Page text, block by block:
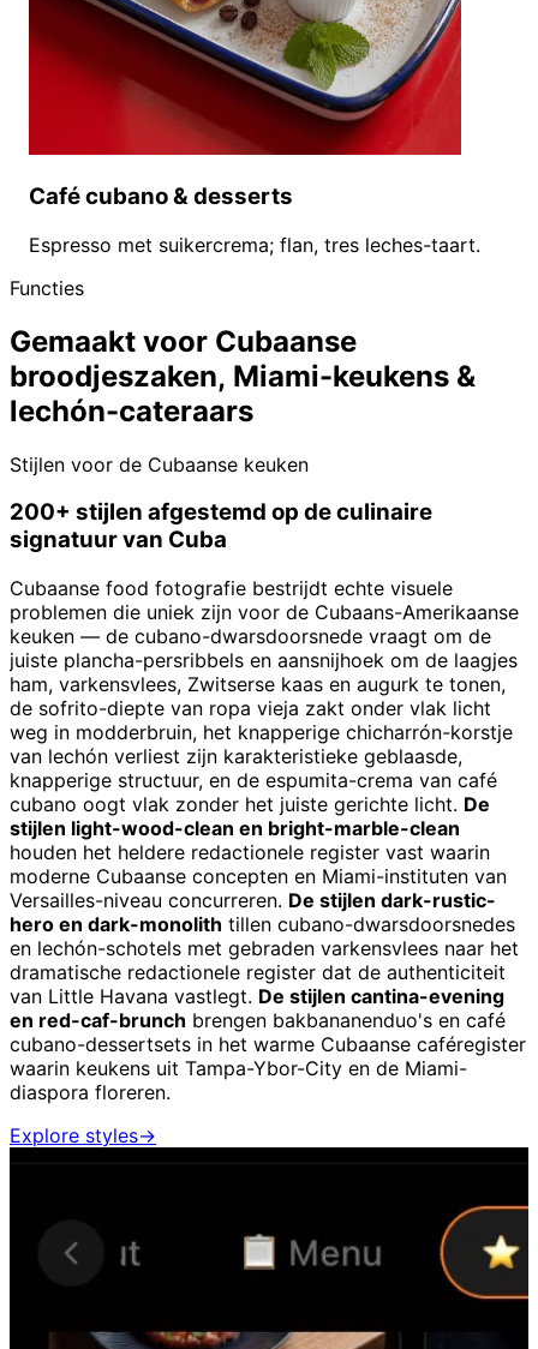
Café cubano & desserts
Espresso met suikercrema; flan, tres leches-taart.
Functies
Gemaakt voor Cubaanse
broodjeszaken, Miami-keukens &
lechón-cateraars
Stijlen voor de Cubaanse keuken
200+ stijlen afgestemd op de culinaire
signatuur van Cuba
Cubaanse food fotografie bestrijdt echte visuele
problemen die uniek zijn voor de Cubaans-Amerikaanse
keuken — de cubano-dwarsdoorsnede vraagt om de
juiste plancha-persribbels en aansnijhoek om de laagjes
ham, varkensvlees, Zwitserse kaas en augurk te tonen,
de sofrito-diepte van ropa vieja zakt onder vlak licht
weg in modderbruin, het knapperige chicharrón-korstje
van lechón verliest zijn karakteristieke geblaasde,
knapperige structuur, en de espumita-crema van café
cubano oogt vlak zonder het juiste gerichte licht. De
stijlen light-wood-clean en bright-marble-clean
houden het heldere redactionele register vast waarin
moderne Cubaanse concepten en Miami-instituten van
Versailles-niveau concurreren. De stijlen dark-rustic-
hero en dark-monolith tillen cubano-dwarsdoorsnedes
en lechón-schotels met gebraden varkensvlees naar het
dramatische redactionele register dat de authenticiteit
van Little Havana vastlegt. De stijlen cantina-evening
en red-caf-brunch brengen bakbananenduo's en café
cubano-dessertsets in het warme Cubaanse caféregister
waarin keukens uit Tampa-Ybor-City en de Miami-
diaspora floreren.
Explore styles→